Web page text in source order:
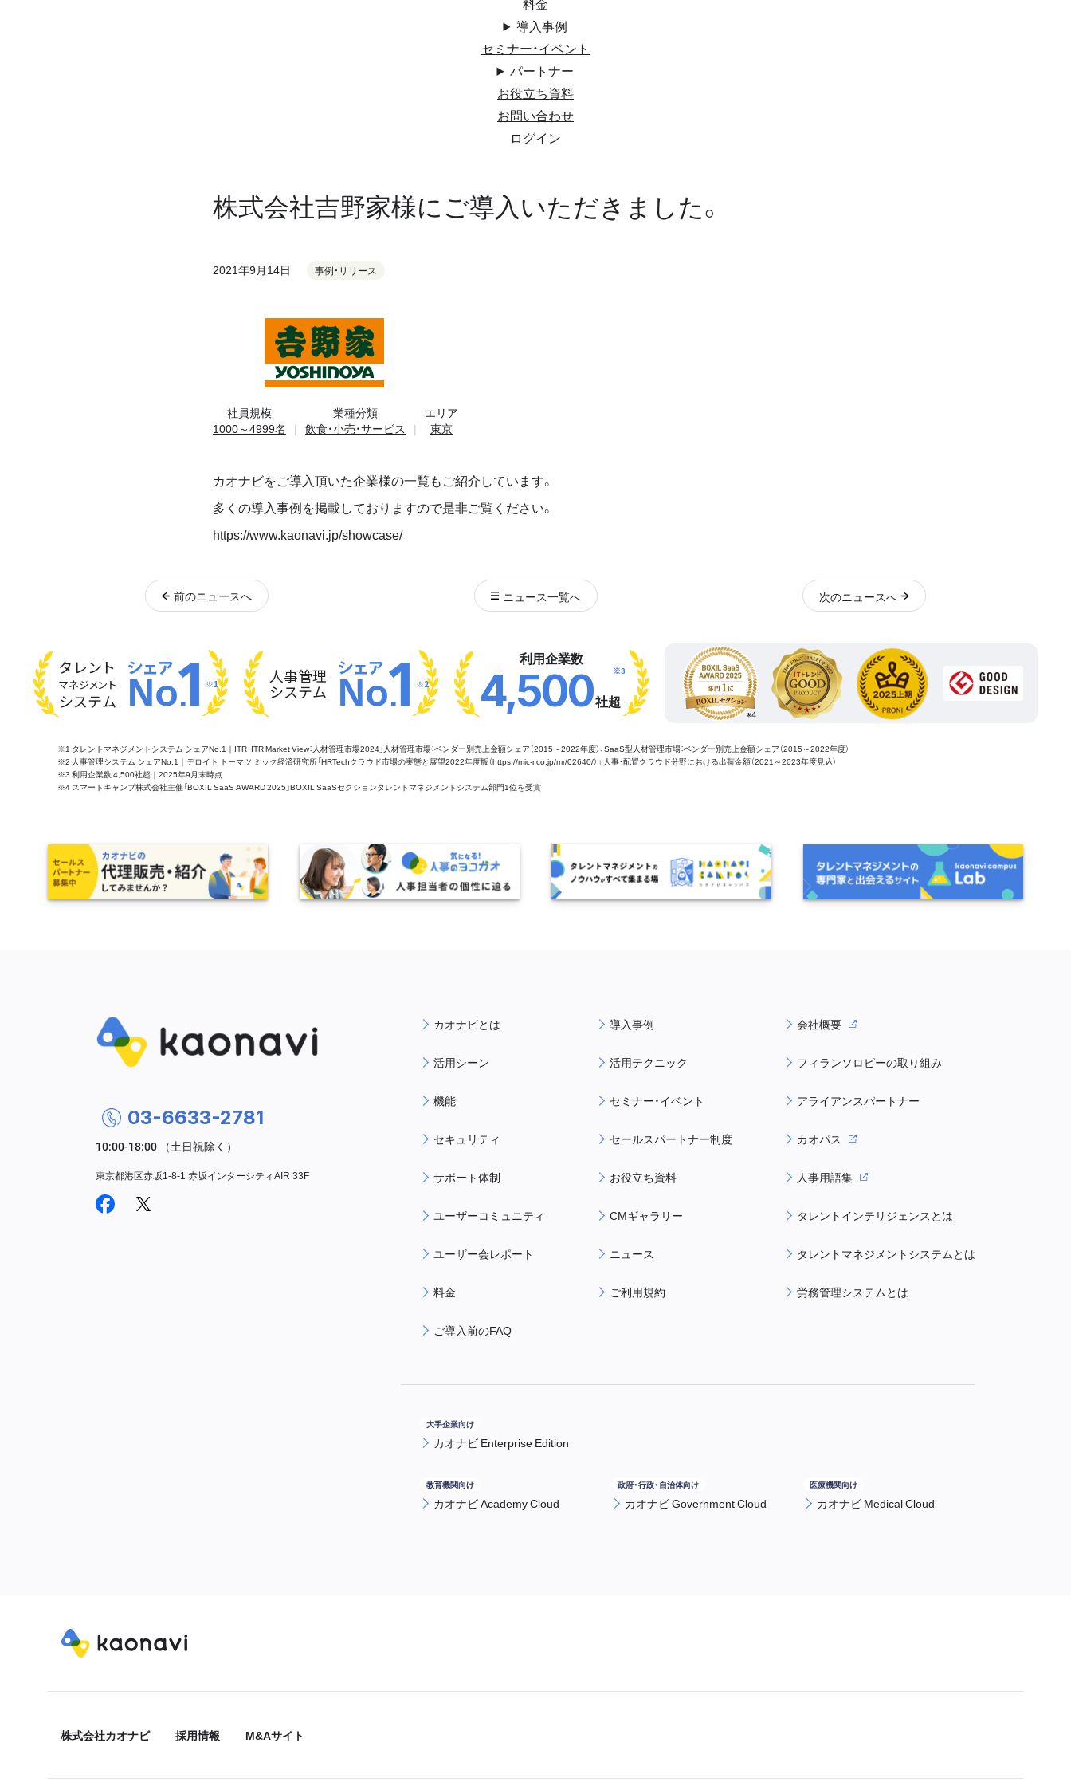
導入事例
セミナー・イベント
パートナー
お役立ち資料
お問い合わせ
ログイン
株式会社吉野家様にご導入いただきました。
2021年9月14日 事例・リリース
社員規模
1000～4999名
業種分類
飲食・小売・サービス
エリア
東京
カオナビをご導入頂いた企業様の一覧もご紹介しています。
多くの導入事例を掲載しておりますので是非ご覧ください。
https://www.kaonavi.jp/showcase/
前のニュースへ ニュース一覧へ 次のニュースへ
タレント
マネジメント
システム
※1 人事管理
システム ※2
利用企業数
4,500社超
※3
※1 タレントマネジメントシステム シェアNo.1｜ITR「ITR Market View：人材管理市場2024」人材管理市場：ベンダー別売上金額シェア（2015～2022年度）、SaaS型人材管理市場：ベンダー別売上金額シェア（2015～2022年度）
※2 人事管理システム シェアNo.1｜デロイト トーマツ ミック経済研究所「HRTechクラウド市場の実態と展望2022年度版（https://mic-r.co.jp/mr/02640/）」 人事・配置クラウド分野における出荷金額（2021～2023年度見込）
※3 利用企業数 4,500社超｜2025年9月末時点
※4 スマートキャンプ株式会社主催「BOXIL SaaS AWARD 2025」BOXIL SaaSセクションタレントマネジメントシステム部門1位を受賞
カオナビとは
活用シーン
機能
セキュリティ
サポート体制
ユーザーコミュニティ
ユーザー会レポート
料金
ご導入前のFAQ
導入事例
活用テクニック
セミナー・イベント
セールスパートナー制度
お役立ち資料
CMギャラリー
ニュース
ご利用規約
会社概要
フィランソロピーの取り組み
アライアンスパートナー
カオパス
人事用語集
タレントインテリジェンスとは
タレントマネジメントシステムとは
労務管理システムとは
カオナビ Enterprise Edition
カオナビ Academy Cloud カオナビ Government Cloud カオナビ Medical Cloud
03-6633-2781
東京都港区赤坂1-8-1 赤坂インターシティAIR 33F
株式会社カオナビ 採用情報 M&Aサイト